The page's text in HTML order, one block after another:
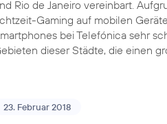
Rio de Janeiro vereinbart.
Gaming auf mobilen
bei Telefónica sehr
dieser Städte, die einen
23. Februar 2018